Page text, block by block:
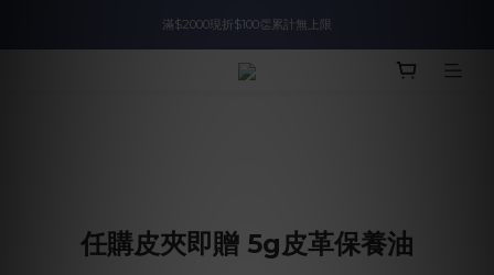
入會即領$888購物金🙌
滿$2000現折$100👏累計無上限
入會即領$888購物金🙌
任購皮夾即贈 5g皮革保養油